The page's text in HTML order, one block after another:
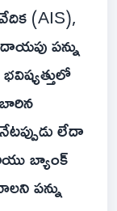
(AIS),
పన్ను
లేదా
బ్యాంక్
పన్ను